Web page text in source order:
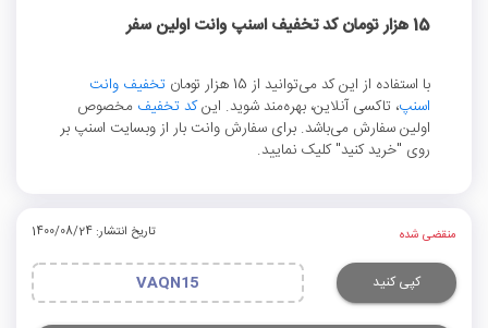
15 هزار تومان کد تخفیف اسنپ وانت اولین سفر
با استفاده از این کد می‌توانید از 15 هزار تومان
تخفیف وانت
اسنپ، تاکسی آنلاین، بهره‌مند شوید. اینکد تخفیف مخصوص
اولین سفارش می‌باشد. برای سفارش وانت بار از وبسایت اسنپ بر
روی "خرید کنید" کلیک نمایید.
منقضی شده تاریخ انتشار: 1400/08/24
کپی کنید VAQN15